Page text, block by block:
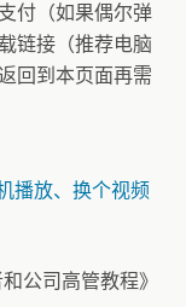
付（如果偶尔弹
链接（推荐电脑
回到本页面再需
事简介
籍《动力电池管
播放、换个视频
公司高管教程》